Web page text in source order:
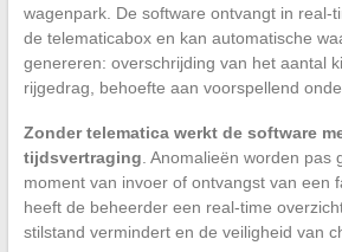
wagenpark. De software ontvangt in real-
de telematicabox en kan automatische
genereren: overschrijding van het aantal
rijgedrag, behoefte aan voorspellend
Zonder telematica werkt de software
tijdsvertraging . Anomalieën worden
moment van invoer of ontvangst van een
heeft de beheerder een real-time
stilstand vermindert en de veiligheid van